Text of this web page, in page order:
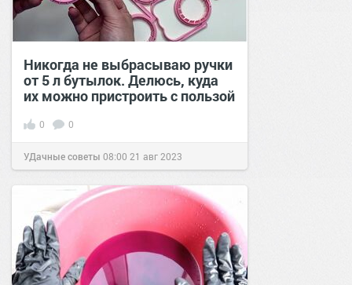
Никогда не выбрасываю ручки
от 5 л бутылок. Делюсь, куда
их можно пристроить с пользой
0 0
УДачные советы 08:00 21 авг 2023